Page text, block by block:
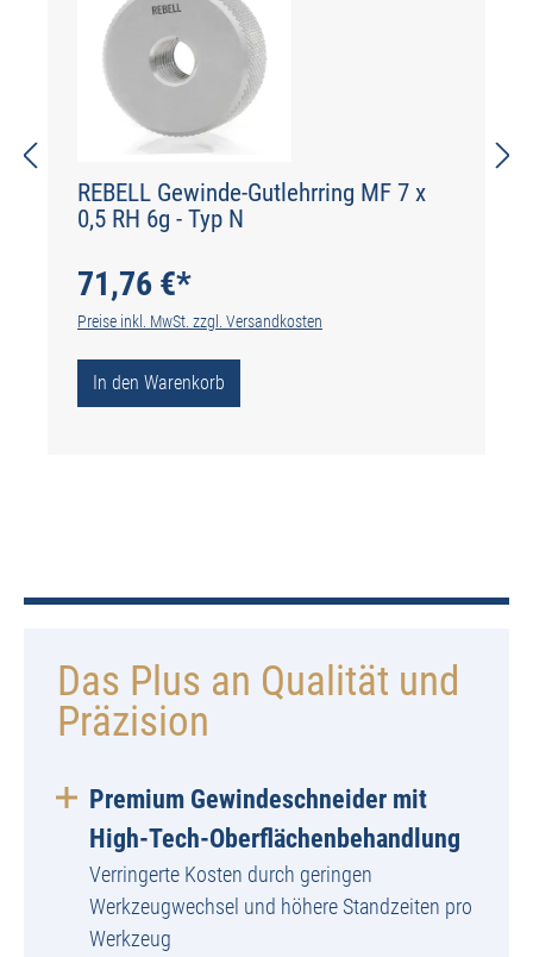
REBELL Gewinde-Gutlehrring MF 7 x
0,5 RH 6g - Typ N
71,76 €*
Preise inkl. MwSt. zzgl. Versandkosten
In den Warenkorb
Das Plus an Qualität und
Präzision
Premium Gewindeschneider mit
High-Tech-Oberflächenbehandlung
Verringerte Kosten durch geringen
Werkzeugwechsel und höhere Standzeiten pro
Werkzeug